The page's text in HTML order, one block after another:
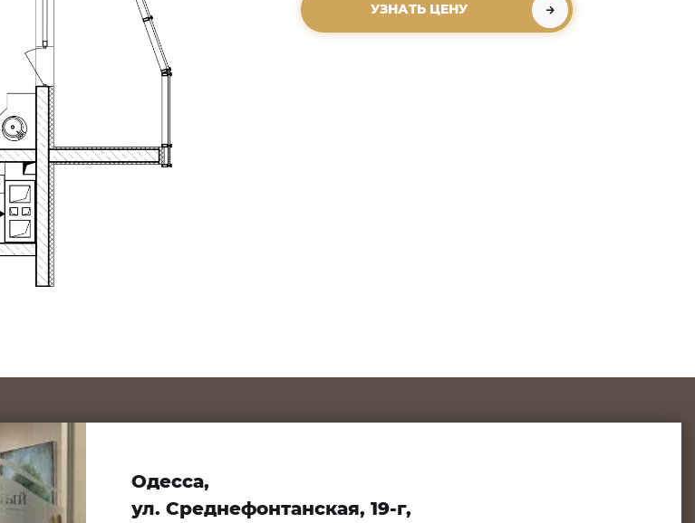
УЗНАТЬ ЦЕНУ
Одесса,
ул. Среднефонтанская, 19-г,